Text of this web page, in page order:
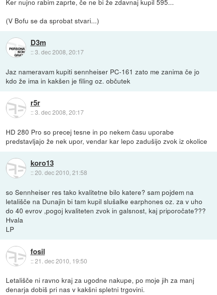
Ker nujno rabim zaprte, če ne bi že zdavnaj kupil 595...
(V Bofu se da sprobat stvari...)
D3m
::3. dec 2008, 20:17
Jaz nameravam kupiti sennheiser PC-161 zato me zanima če jo
kdo že ima in kakšen je filing oz. občutek
r5r
::3. dec 2008, 20:17
HD 280 Pro so precej tesne in po nekem času uporabe
predstavljajo že nek upor, vendar kar lepo zadušijo zvok iz okolice
koro13
::20. dec 2010, 21:58
so Sennheiser res tako kvalitetne bilo katere? sam pojdem na
letališče na Dunajin bi tam kupil slušalke earphones oz. za v uho
do 40 evrov ,pogoj kvaliteten zvok in galsnost, kaj priporočate???
Hvala
LP
fosil
::21. dec 2010, 19:50
Letališče ni ravno kraj za ugodne nakupe, po moje jih za manj
denarja dobiš pri nas v kakšni spletni trgovini.